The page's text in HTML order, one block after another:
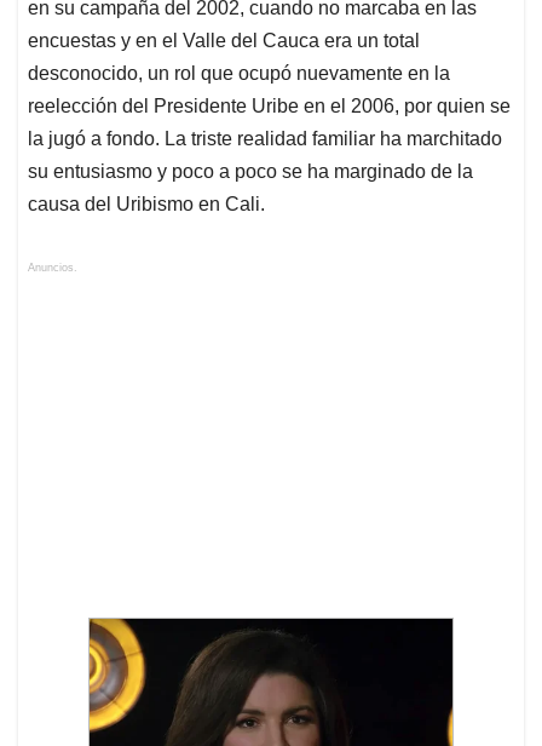
en su campaña del 2002, cuando no marcaba en las
encuestas y en el Valle del Cauca era un total
desconocido, un rol que ocupó nuevamente en la
reelección del Presidente Uribe en el 2006, por quien se
la jugó a fondo. La triste realidad familiar ha marchitado
su entusiasmo y poco a poco se ha marginado de la
causa del Uribismo en Cali.
Anuncios.